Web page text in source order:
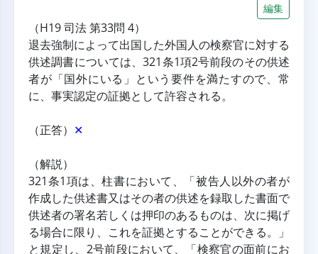
編集
（H19 司法 第33問 4）
退去強制によって出国した外国人の検察官に対する
供述調書については、321条1項2号前段のその供述
者が「国外にいる」という要件を満たすので、常
に、事実認定の証拠として許容される。
（正答） ✕
（解説）
321条1項は、柱書において、「被告人以外の者が
作成した供述書又はその者の供述を録取した書面で
供述者の署名若しくは押印のあるものは、次に掲げ
る場合に限り、これを証拠とすることができる。」
と規定し、2号前段において、「検察官の面前にお